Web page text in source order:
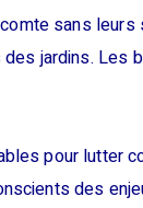
sans
jardins. Les
pour lutter
des